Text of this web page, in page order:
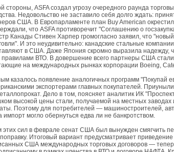
стороны, ASFA создал угрозу очередного раунда
Недовольство не заставило себя долго ждать:
США. В Европарламенте план Buy American
что ASFA противоречит "Соглашению о
Канады Стивен Харпер громогласно заявил, что
И это неудивительно: канадские стальные
в США. Даже Япония скромно выразила надежду,
правилами ВТО. В довершение всего партнеры США
на международных рынках корпорации Boeing,
казалось появление аналогичных программ "Покупай
экспортерами главных покупателей.
Дело в том, поясняет аналитик ИК
высокой цены стали, получаемой на местных заводах
Поэтому для потребителей — машиностроителей,
импорт могло обернуться едва ли не банкротством.
этих сил в феврале сенат США был вынужден смягчить
Итоговый вариант предусматривает приведение
США международных торговых договоров —